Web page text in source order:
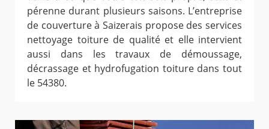
pérenne durant plusieurs saisons. L’entreprise
de couverture à Saizerais propose des services
nettoyage toiture de qualité et elle intervient
aussi dans les travaux de démoussage,
décrassage et hydrofugation toiture dans tout
le 54380.